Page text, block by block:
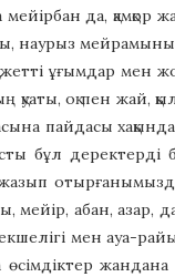
да, қамқор
наурыз мейрамының
ұғымдар мен
қуаты, оқ пен жай,
пайдасы
бұл деректерді
мейір, абан, азар,
мен ауа-
өсімдіктер